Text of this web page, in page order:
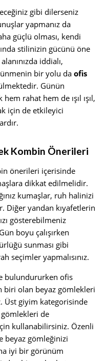
gibi dilerseniz
yapmanız da
güçlü olması, kendi
stilinizin gücünü öne
iddialı,
bir yolu daofis
Günün
rahat hem de ışıl ışıl,
için de etkileyici
Kombin Önerileri
önerileri içerisinde
dikkat edilmelidir.
kumaşlar, ruh halinizi
Diğer yandan kıyafetlerin
gösterebilmeniz
boyu çalışırken
sunması gibi
seçimler yapmalısınız.
bulundururken ofis
biri olan beyaz gömlekleri
Üst giyim kategorisinde
de
kullanabilirsiniz. Özenli
beyaz gömleğinizi
iyi bir görünüm